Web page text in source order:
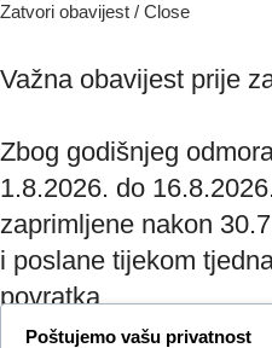
Zatvori obavijest / Close
Važna obavijest prije
Zbog godišnjeg
1.8.2026. do
zaprimljene nakon
i poslane tijekom
povratka.
Poštujemo vašu privatnost